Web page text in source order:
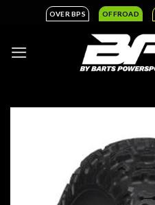
OVER BPS OFFROAD